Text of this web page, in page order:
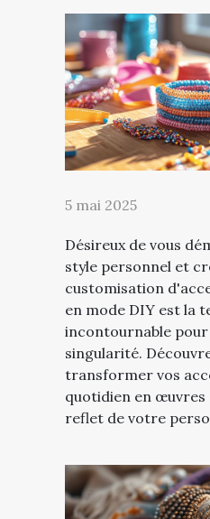
5 mai 2025
Désireux de vous
style personnel et
customisation
en mode DIY est la
incontournable
singularité.
transformer vos
quotidien en œuvres
reflet de votre